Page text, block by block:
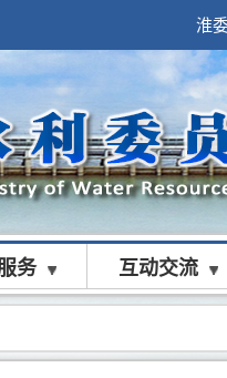
淮
务 互动交流